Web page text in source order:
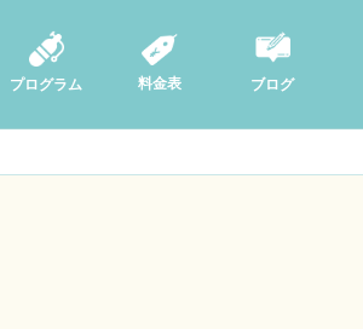
プログラム 料金表 ブログ